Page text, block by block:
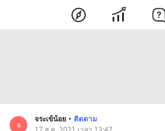
จ
จระเข้น้อย • ติดตาม